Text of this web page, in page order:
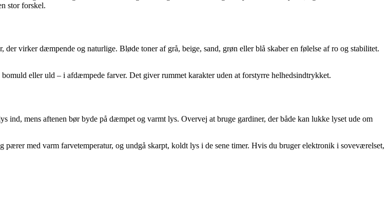
stor forskel.
virker dæmpende og naturlige. Bløde toner af grå, beige, sand, grøn eller blå skaber en følelse af ro og stabilitet.
eller uld – i afdæmpede farver. Det giver rummet karakter uden at forstyrre helhedsindtrykket.
mens aftenen bør byde på dæmpet og varmt lys. Overvej at bruge gardiner, der både kan lukke lyset ude om
med varm farvetemperatur, og undgå skarpt, koldt lys i de sene timer. Hvis du bruger elektronik i soveværelset,